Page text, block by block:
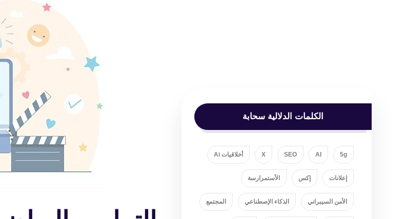
الكلمات الدلالية سحابة
5g
AI
SEO
X أخلاقيات Ai
إعلانات إكس الأستمرارسة
الأمن السيبراني الذكاء الإصطناعي المجتمع